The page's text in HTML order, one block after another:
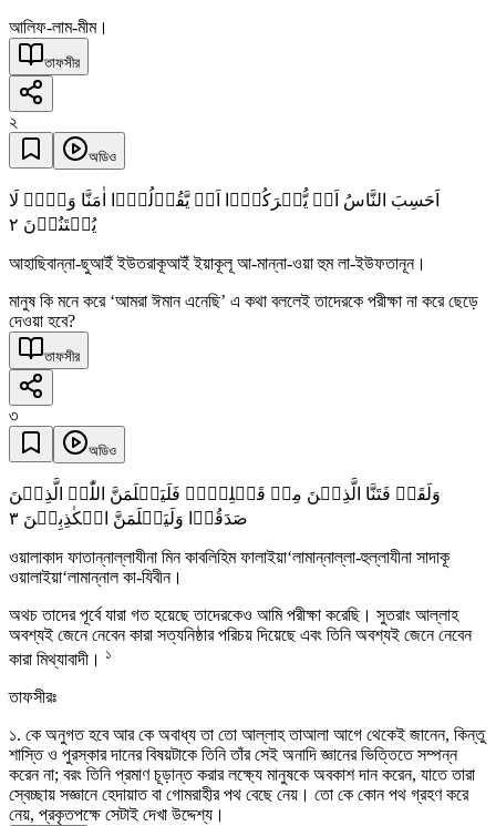
আলিফ-লাম-মীম।
তাফসীর
২
অডিও
اَحَسِبَ النَّاسُ اَنۡ یُّتۡرَکُوۡۤا اَنۡ یَّقُوۡلُوۡۤا اٰمَنَّا وَہُمۡ لَا
یُفۡتَنُوۡنَ ٢
আহাছিবান্না-ছুআইঁ ইউতরাকূআইঁ ইয়াকূলূ আ-মান্না-ওয়া হুম লা-ইউফতানূন।
মানুষ কি মনে করে ‘আমরা ঈমান এনেছি’ এ কথা বললেই তাদেরকে পরীক্ষা না করে ছেড়ে
দেওয়া হবে?
তাফসীর
৩
অডিও
وَلَقَدۡ فَتَنَّا الَّذِیۡنَ مِنۡ قَبۡلِہِمۡ فَلَیَعۡلَمَنَّ اللّٰہُ الَّذِیۡنَ
صَدَقُوۡا وَلَیَعۡلَمَنَّ الۡکٰذِبِیۡنَ ٣
ওয়ালাকাদ ফাতান্নাল্লাযীনা মিন কাবলিহিম ফালাইয়া‘লামান্নাল্লা-হুল্লাযীনা সাদাকূ
ওয়ালাইয়া‘লামান্নাল কা-যিবীন।
অথচ তাদের পূর্বে যারা গত হয়েছে তাদেরকেও আমি পরীক্ষা করেছি। সুতরাং আল্লাহ
অবশ্যই জেনে নেবেন কারা সত্যনিষ্ঠার পরিচয় দিয়েছে এবং তিনি অবশ্যই জেনে নেবেন
কারা মিথ্যাবাদী। ১
তাফসীরঃ
১. কে অনুগত হবে আর কে অবাধ্য তা তো আল্লাহ তাআলা আগে থেকেই জানেন, কিন্তু
শাস্তি ও পুরস্কার দানের বিষয়টাকে তিনি তাঁর সেই অনাদি জ্ঞানের ভিত্তিতে সম্পন্ন
করেন না; বরং তিনি প্রমাণ চূড়ান্ত করার লক্ষ্যে মানুষকে অবকাশ দান করেন, যাতে তারা
স্বেচ্ছায় সজ্ঞানে হেদায়াত বা গোমরাহীর পথ বেছে নেয়। তো কে কোন পথ গ্রহণ করে
নেয়, প্রকৃতপক্ষে সেটাই দেখা উদ্দেশ্য।